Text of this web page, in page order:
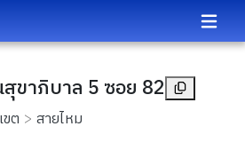
ขาภิบาล 5 ซอย 82
เขต สายไหม